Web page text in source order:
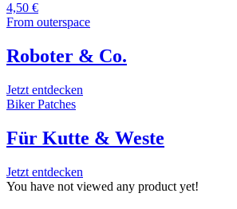
4,50 €
From outerspace
Roboter & Co.
Jetzt entdecken
Biker Patches
Für Kutte & Weste
Jetzt entdecken
You have not viewed any product yet!